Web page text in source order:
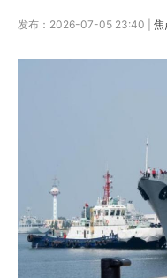
发布：2026-07-05 23:40 | 焦